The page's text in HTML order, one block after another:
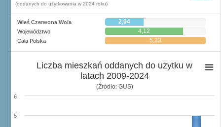
(oddanych do użytkowania w 2024 roku)
Wieś Czerwona Wola 2,04
Województwo 4,12
Cała Polska 5,33
Liczba mieszkań oddanych do użytku w
latach 2009-2024
(Źródło: GUS)
5
6